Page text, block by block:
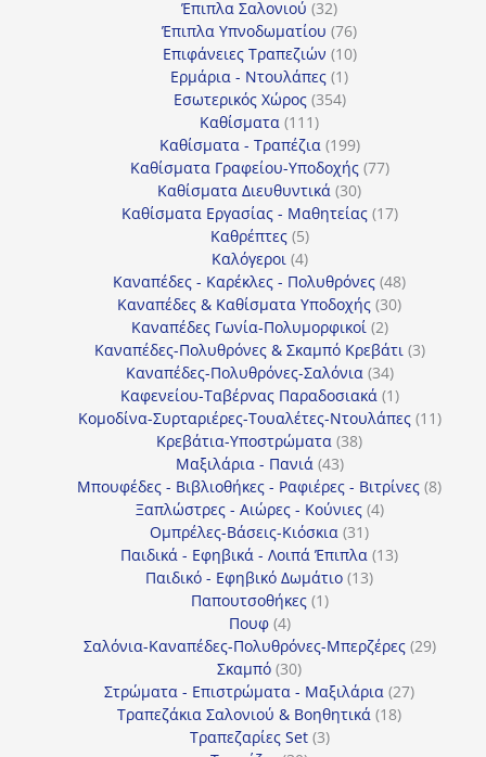
Έπιπλα Σαλονιού 3232
προϊόντα
Έπιπλα Υπνοδωματίου 7676
προϊόντα
Επιφάνειες Τραπεζιών 1010
Ερμάρια - Ντουλάπες 11
προϊόν
Εσωτερικός Χώρος 354354
Καθίσματα 111111
προϊόντα
Καθίσματα - Τραπέζια 199199
προϊόντα
Καθίσματα Γραφείου-Υποδοχής 7777
Καθίσματα Διευθυντικά 3030
προϊόντα
Καθίσματα Εργασίας - Μαθητείας 1717
Καθρέπτες 55
προϊόντα
Καλόγεροι 44
προϊόντα
Καναπέδες - Καρέκλες - Πολυθρόνες 4848
προϊόντα
Καναπέδες & Καθίσματα Υποδοχής 3030
Καναπέδες Γωνία-Πολυμορφικοί 22
προϊόντα
Καναπέδες-Πολυθρόνες & Σκαμπό Κρεβάτι 33
Καναπέδες-Πολυθρόνες-Σαλόνια 3434
προϊόντα
Καφενείου-Ταβέρνας Παραδοσιακά 11
προϊόν
Κομοδίνα-Συρταριέρες-Τουαλέτες-Ντουλάπες 1111
Κρεβάτια-Υποστρώματα 3838
Μαξιλάρια - Πανιά 4343
προϊόντα
Μπουφέδες - Βιβλιοθήκες - Ραφιέρες - Βιτρίνες 88
Ξαπλώστρες - Αιώρες - Κούνιες 44
Ομπρέλες-Βάσεις-Κιόσκια 3131
προϊόντα
Παιδικά - Εφηβικά - Λοιπά Έπιπλα 1313
Παιδικό - Εφηβικό Δωμάτιο 1313
Παπουτσοθήκες 11
Πουφ 44
προϊόντα
Σαλόνια-Καναπέδες-Πολυθρόνες-Μπερζέρες 2929
Σκαμπό 3030
προϊόντα
Στρώματα - Επιστρώματα - Μαξιλάρια 2727
Τραπεζάκια Σαλονιού & Βοηθητικά 1818
Τραπεζαρίες Set 33